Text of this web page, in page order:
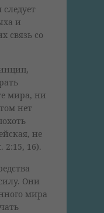
и
связь со
мира, ни
нет
не
2:15, 16).
Они
мира